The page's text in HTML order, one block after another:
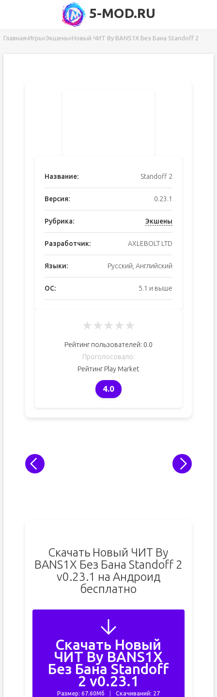
5-MOD.RU
Главная›Игры›Экшены›Новый ЧИТ By BANS1X Без Бана Standoff 2
Название: Standoff 2
Версия: 0.23.1
Рубрика: Экшены
Разработчик: AXLEBOLT LTD
Языки: Русский, Английский
ОС: 5.1 и выше
★★★★★
Рейтинг пользователей: 0.0
Проголосовало:
Рейтинг Play Market
4.0
Скачать Новый ЧИТ By
BANS1X Без Бана Standoff 2
v0.23.1 на Андроид
бесплатно
Скачать Новый
ЧИТ By BANS1X
Без Бана Standoff
2 v0.23.1
Размер: 67.60Мб Скачиваний: 27